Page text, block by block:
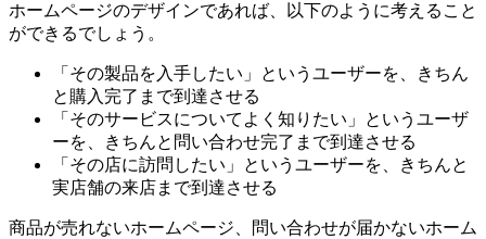
ホームページのデザインであれば、以下のように考えること
ができるでしょう。
「その製品を入手したい」というユーザーを、きちん
と購入完了まで到達させる
「そのサービスについてよく知りたい」というユーザ
ーを、きちんと問い合わせ完了まで到達させる
「その店に訪問したい」というユーザーを、きちんと
実店舗の来店まで到達させる
商品が売れないホームページ、問い合わせが届かないホーム